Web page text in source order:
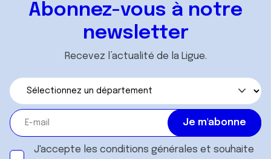
Abonnez-vous à notre
newsletter
Recevez l’actualité de la Ligue.
J'accepte les conditions générales et souhaite